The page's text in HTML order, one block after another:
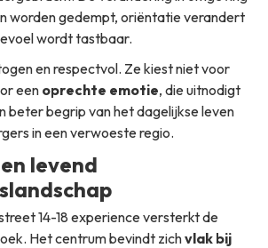
worden gedempt, oriëntatie verandert
wordt tastbaar.
en respectvol. Ze kiest niet voor
een oprechte emotie, die uitnodigt
beter begrip van het dagelijkse leven
in een verwoeste regio.
levend
14-18 experience versterkt de
Het centrum bevindt zichvlak bij